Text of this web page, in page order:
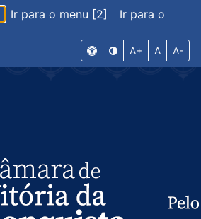
Ir para o menu [2]
Ir para o
A+ A A-